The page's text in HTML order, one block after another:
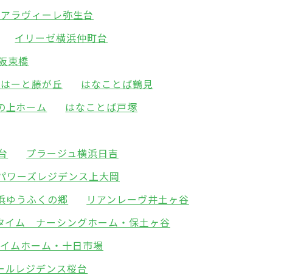
ラヴィーレ弥生台
イリーゼ横浜仲町台
東橋
ーと藤が丘
はなことば鶴見
上ホーム
はなことば戸塚
プラージュ横浜日吉
ワーズレジデンス上大岡
ゆうふくの郷
リアンレーヴ井土ヶ谷
イム ナーシングホーム・保土ヶ谷
ムホーム・十日市場
ルレジデンス桜台